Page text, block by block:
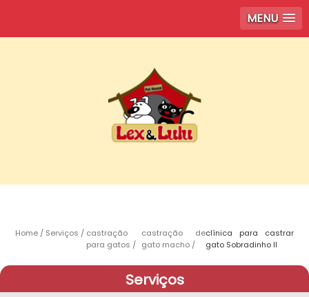
MENU
Home Serviços
castração
para gatos
castração de
gato macho
clínica para castrar
gato Sobradinho ll
Serviços